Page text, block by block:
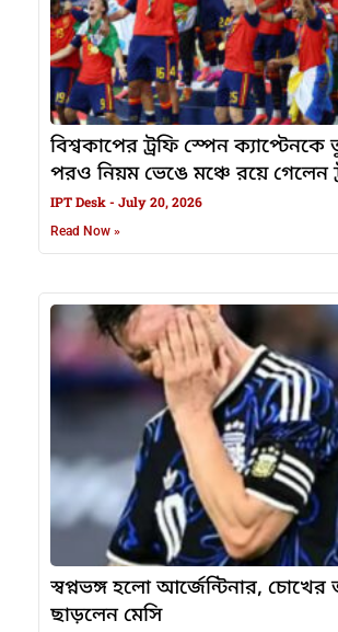
বিশ্বকাপের ট্রফি স্পেন
পরও নিয়ম ভেঙে মঞ্চে রয়ে গেলেন
IPT Desk July 20, 2026
Read Now »
স্বপ্নভঙ্গ হলো আর্জেন্টিনার,
ছাড়লেন মেসি